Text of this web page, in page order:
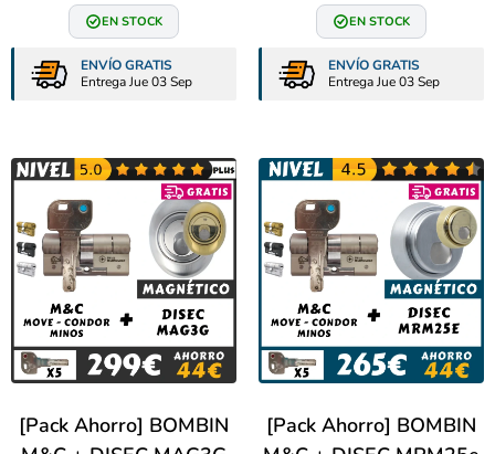
EN STOCK
ENVÍO GRATIS
Entrega Jue 03 Sep
EN STOCK
ENVÍO GRATIS
Entrega Jue 03 Sep
[Pack Ahorro] BOMBIN
[Pack Ahorro] BOMBIN